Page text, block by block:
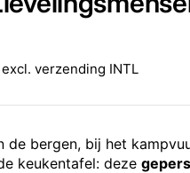
verzending INTL
de bergen, bij het
keukentafel: deze